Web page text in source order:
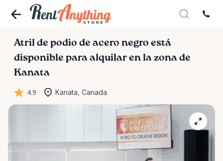
Atril de podio de acero negro está
disponible para alquilar en la zona de
Kanata
4.9 Kanata, Canada